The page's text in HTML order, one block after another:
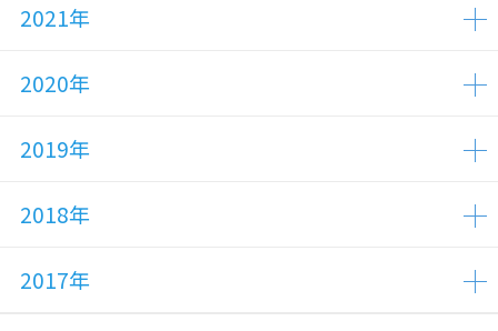
2021年
2020年
2019年
2018年
2017年